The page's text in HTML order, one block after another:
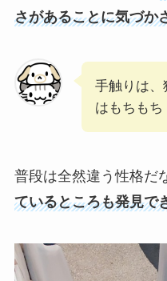
さがあることに気づか
手触りは、
はもちもち
普段は全然違う性格だ
ているところも発見で